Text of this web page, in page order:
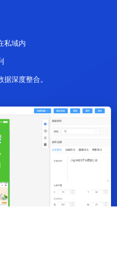
私域内
深度整合。